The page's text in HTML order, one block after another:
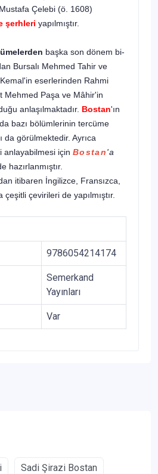
Çelebi (ö. 1608)
şerh­leri yapılmıştır.
başka son dönem bi­
Bursalı Mehmed Tahir ve
eserlerinden Rahmi
Mehmed Paşa ve Mâhir'in
anlaşılmaktadır. Bostan'ın
bazı bö­lümlerinin tercüme
da görülmektedir. Ayrıca
anlayabilmesi için Bostan'a
hazırlanmıştır.
itibaren İngilizce, Fransızca,
çevirileri de yapılmıştır.
9786054214174
Semerkand
Yayınları
Var
Sadi Şirazi Bostan